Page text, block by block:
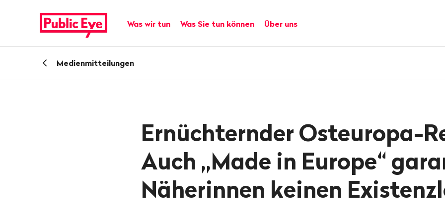
publiceye.ch
Hauptnavigation
Was wir tun Was Sie tun können Über uns
ZurückMedienmitteilungen
Ernüchternder Osteuropa-
Auch „Made in Europe“
Näherinnen keinen